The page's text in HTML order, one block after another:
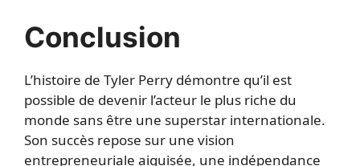
Conclusion
L’histoire de Tyler Perry démontre qu’il est
possible de devenir l’acteur le plus riche du
monde sans être une superstar internationale.
Son succès repose sur une vision
entrepreneuriale aiguisée, une indépendance